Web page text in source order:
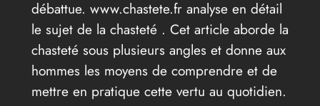
débattue. www.chastete.fr analyse en détail
le sujet de la chasteté . Cet article aborde la
chasteté sous plusieurs angles et donne aux
hommes les moyens de comprendre et de
mettre en pratique cette vertu au quotidien.